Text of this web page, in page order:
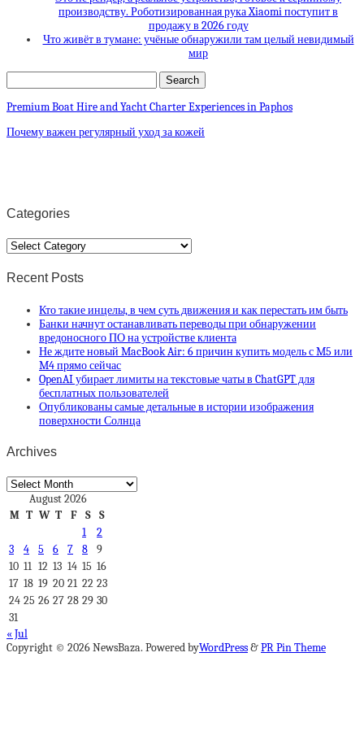
производству. Роботизированная рука Xiaomi поступит в
продажу в 2026 году
Что живёт в тумане: учёные обнаружили там целый невидимый
мир
Premium Boat Hire and Yacht Charter Experiences in Paphos
Почему важен регулярный уход за кожей
Categories
Categories
Recent Posts
Кто такие инцелы, в чем суть движения и как перестать им быть
Банки начнут останавливать переводы при обнаружении
вредоносного ПО на устройстве клиента
Не ждите новый MacBook Air: 6 причин купить модель с M5 или
M4 прямо сейчас
OpenAI убирает лимиты на текстовые чаты в ChatGPT для
бесплатных пользователей
Опубликованы самые детальные в истории изображения
поверхности Солнца
Archives
Archives
August 2026
M T W T F S
S
1
2
3
4 5 6 7 8
9
10 11 12 13 14 15 16
17 18 19 20 21 22 23
24 25 26 27 28 29 30
31
« Jul
Copyright © 2026 NewsBaza. Powered byWordPress&PR Pin Theme